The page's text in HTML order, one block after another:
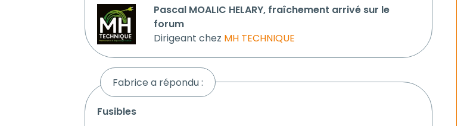
Pascal MOALIC HELARY, fraîchement arrivé sur le
forum
Dirigeant chez MH TECHNIQUE
Fabrice a répondu :
fusibles